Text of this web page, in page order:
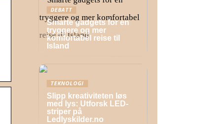
DEBATT
Smarte gadgets for en
tryggere og mer
komfortabel reise til
Island
TEKNOLOGI
Slipp kreativiteten løs
med lys: Utforsk LED-
striper på
Ledlyskilder.no